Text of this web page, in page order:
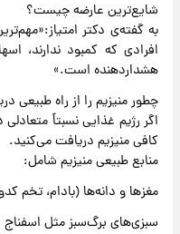
شایع‌ترین عارضه چیست؟
به گفته‌ی دکتر
افرادی که کمبود ندارند،
هشداردهنده است.»
چطور منیزیم را از راه طبیعی
اگر رژیم غذایی نسبتاً متعادلی
کافی منیزیم دریافت می‌کنید.
منابع طبیعی منیزیم شامل:
مغزها و دانه‌ها (بادام، تخم
سبزی‌های برگ‌سبز مثل اسفناج